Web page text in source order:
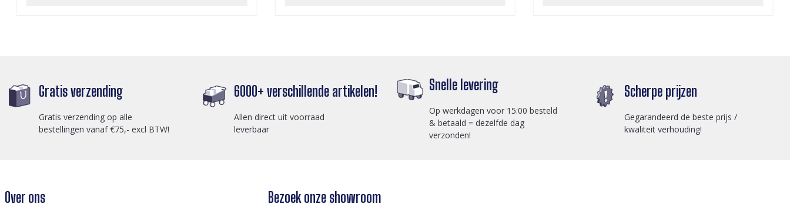
Gratis verzending
Gratis verzending op alle
bestellingen vanaf €75,- excl BTW!
6000+ verschillende artikelen!
Allen direct uit voorraad
leverbaar
Snelle levering
Op werkdagen voor 15:00 besteld
& betaald = dezelfde dag
verzonden!
Scherpe prijzen
Gegarandeerd de beste prijs /
kwaliteit verhouding!
Over ons Bezoek onze showroom